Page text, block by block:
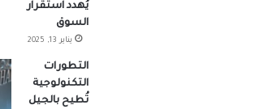
يُهدد استقرار
السوق
يناير 13, 2025
التطورات
التكنولوجية
تُطيح بالجيل